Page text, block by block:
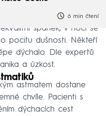
6 min čtení
spánek, v noci se
pocitu dušnosti. Někteří
dýchalo. Dle expertů
a úzkost.
astmatem dostane
chvíle. Pacienti s
dýchacích cest